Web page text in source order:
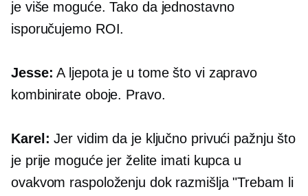
je više moguće. Tako da jednostavno
isporučujemo ROI.
Jesse: A ljepota je u tome što vi zapravo
kombinirate oboje. Pravo.
Karel: Jer vidim da je ključno privući pažnju što
je prije moguće jer želite imati kupca u
ovakvom raspoloženju dok razmišlja "Trebam li